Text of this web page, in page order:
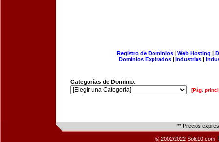
Registro de Dominios| Web Hosting |
Dominios Expirados | Industrias |
Categorías de Dominio:
[Pág.
** Precios
© 2002/2022 Solo10.com